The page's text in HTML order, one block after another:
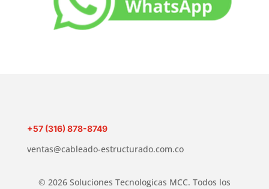
+57 (316) 878-8749
ventas@cableado-estructurado.com.co
© 2026 Soluciones Tecnologicas MCC. Todos los